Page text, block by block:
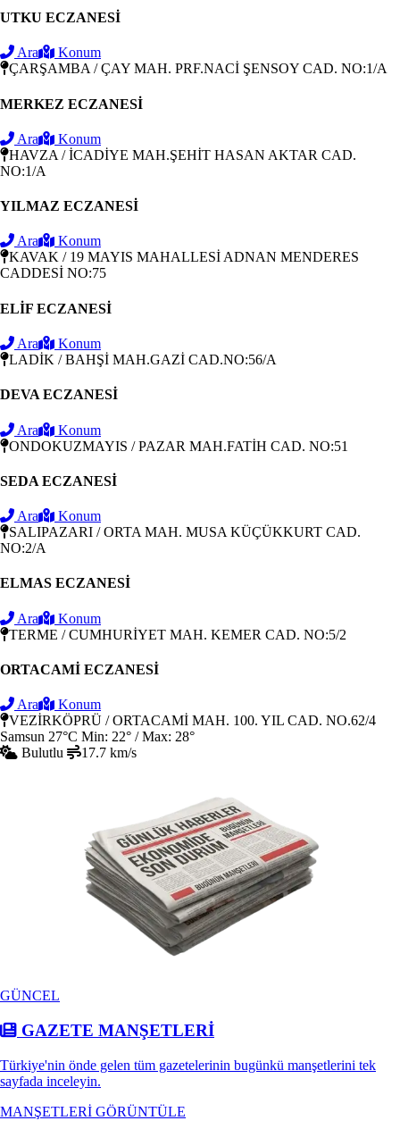
UTKU ECZANESİ
Ara
Konum
ÇARŞAMBA / ÇAY MAH. PRF.NACİ ŞENSOY CAD. NO:1/A
MERKEZ ECZANESİ
Ara
Konum
HAVZA / İCADİYE MAH.ŞEHİT HASAN AKTAR CAD.
NO:1/A
YILMAZ ECZANESİ
Ara
Konum
KAVAK / 19 MAYIS MAHALLESİ ADNAN MENDERES
CADDESİ NO:75
ELİF ECZANESİ
Ara
Konum
LADİK / BAHŞİ MAH.GAZİ CAD.NO:56/A
DEVA ECZANESİ
Ara
Konum
ONDOKUZMAYIS / PAZAR MAH.FATİH CAD. NO:51
SEDA ECZANESİ
Ara
Konum
SALIPAZARI / ORTA MAH. MUSA KÜÇÜKKURT CAD.
NO:2/A
ELMAS ECZANESİ
Ara
Konum
TERME / CUMHURİYET MAH. KEMER CAD. NO:5/2
ORTACAMİ ECZANESİ
Ara
Konum
VEZİRKÖPRÜ / ORTACAMİ MAH. 100. YIL CAD. NO.62/4
Samsun 27°C Min: 22° / Max: 28°
Bulutlu
17.7 km/s
GÜNCEL
GAZETE MANŞETLERİ
Türkiye'nin önde gelen tüm gazetelerinin bugünkü manşetlerini tek
sayfada inceleyin.
MANŞETLERİ GÖRÜNTÜLE